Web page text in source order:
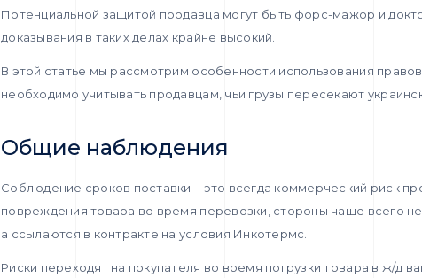
Потенциальной защитой продавца могут быть форс-мажор и
доказывания в таких делах крайне высокий.
В этой статье мы рассмотрим особенности использования
необходимо учитывать продавцам, чьи грузы пересекают
Общие наблюдения
Соблюдение сроков поставки – это всегда коммерческий риск
повреждения товара во время перевозки, стороны чаще всего
а ссылаются в контракте на условия Инкотермс.
Риски переходят на покупателя во время погрузки товара в ж/д